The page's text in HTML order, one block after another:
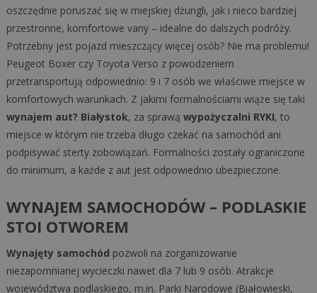
oszczędnie poruszać się w miejskiej dżungli, jak i nieco bardziej
przestronne, komfortowe vany – idealne do dalszych podróży.
Potrzebny jest pojazd mieszczący więcej osób? Nie ma problemu!
Peugeot Boxer czy Toyota Verso z powodzeniem
przetransportują odpowiednio: 9 i 7 osób we właściwe miejsce w
komfortowych warunkach. Z jakimi formalnościami wiąże się taki
wynajem aut? Białystok, za sprawą wypożyczalni RYKI, to
miejsce w którym nie trzeba długo czekać na samochód ani
podpisywać sterty zobowiązań. Formalności zostały ograniczone
do minimum, a każde z aut jest odpowiednio ubezpieczone.
WYNAJEM SAMOCHODÓW – PODLASKIE
STOI OTWOREM
Wynajęty samochód pozwoli na zorganizowanie
niezapomnianej wycieczki nawet dla 7 lub 9 osób. Atrakcje
województwa podlaskiego, m.in. Parki Narodowe (Białowieski,